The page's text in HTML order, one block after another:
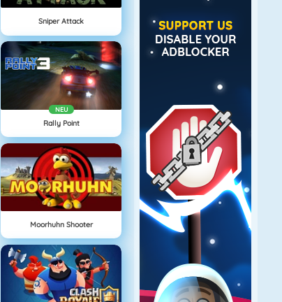
Sniper Attack
NEU
Rally Point
Moorhuhn Shooter